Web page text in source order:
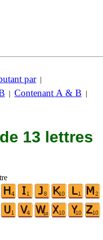
par|
| Contenant A & B |
13 lettres